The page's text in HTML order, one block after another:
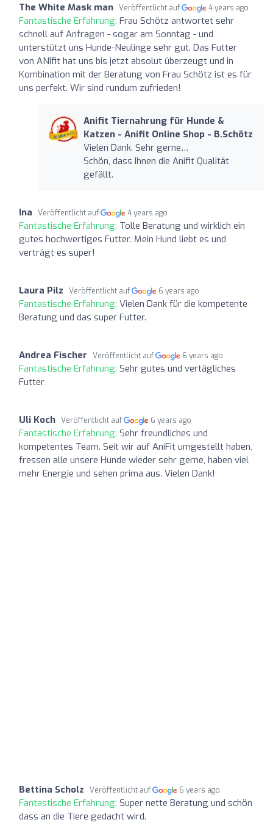
The White Mask man Veröffentlicht auf 4 years ago
Fantastische Erfahrung: Frau Schötz antwortet sehr
schnell auf Anfragen - sogar am Sonntag - und
unterstützt uns Hunde-Neulinge sehr gut. Das Futter
von ANIfit hat uns bis jetzt absolut überzeugt und in
Kombination mit der Beratung von Frau Schötz ist es für
uns perfekt. Wir sind rundum zufrieden!
Anifit Tiernahrung für Hunde &
Katzen - Anifit Online Shop - B.Schötz
Vielen Dank. Sehr gerne…
Schön, dass Ihnen die Anifit Qualität
gefällt.
Ina Veröffentlicht auf 4 years ago
Fantastische Erfahrung: Tolle Beratung und wirklich ein
gutes hochwertiges Futter. Mein Hund liebt es und
verträgt es super!
Laura Pilz Veröffentlicht auf 6 years ago
Fantastische Erfahrung: Vielen Dank für die kompetente
Beratung und das super Futter.
Andrea Fischer Veröffentlicht auf 6 years ago
Fantastische Erfahrung: Sehr gutes und vertägliches
Futter
Uli Koch Veröffentlicht auf 6 years ago
Fantastische Erfahrung: Sehr freundliches und
kompetentes Team. Seit wir auf AniFit umgestellt haben,
fressen alle unsere Hunde wieder sehr gerne, haben viel
mehr Energie und sehen prima aus. Vielen Dank!
Bettina Scholz Veröffentlicht auf 6 years ago
Fantastische Erfahrung: Super nette Beratung und schön
dass an die Tiere gedacht wird.